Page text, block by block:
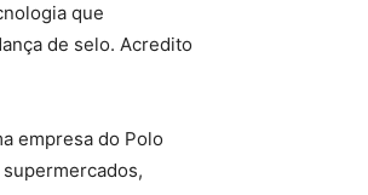
que
de selo. Acredito
empresa do Polo